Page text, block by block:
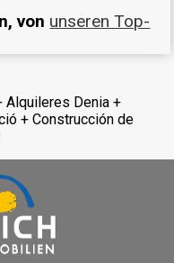
von unseren Top-
Alquileres Denia +
+ Construcción de